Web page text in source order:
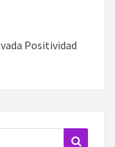
Positividad